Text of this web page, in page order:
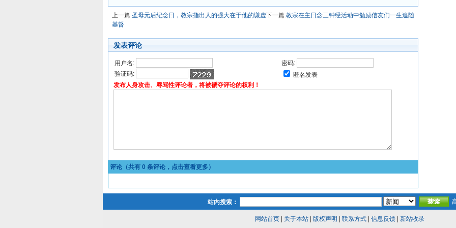
上一篇:圣母元后纪念日，教宗指出人的强大在于他的谦虚下一篇:教宗在主日念三钟经活动中勉励信友们一生追随
基督
发表评论
用户名:
密码:
验证码:
匿名发表
发布人身攻击、辱骂性评论者，将被褫夺评论的权利！
评论（共有 0 条评论，点击查看更多）
站内搜索：
网站首页| 关于本站| 版权声明 联系方式| 信息反馈| 新站收录